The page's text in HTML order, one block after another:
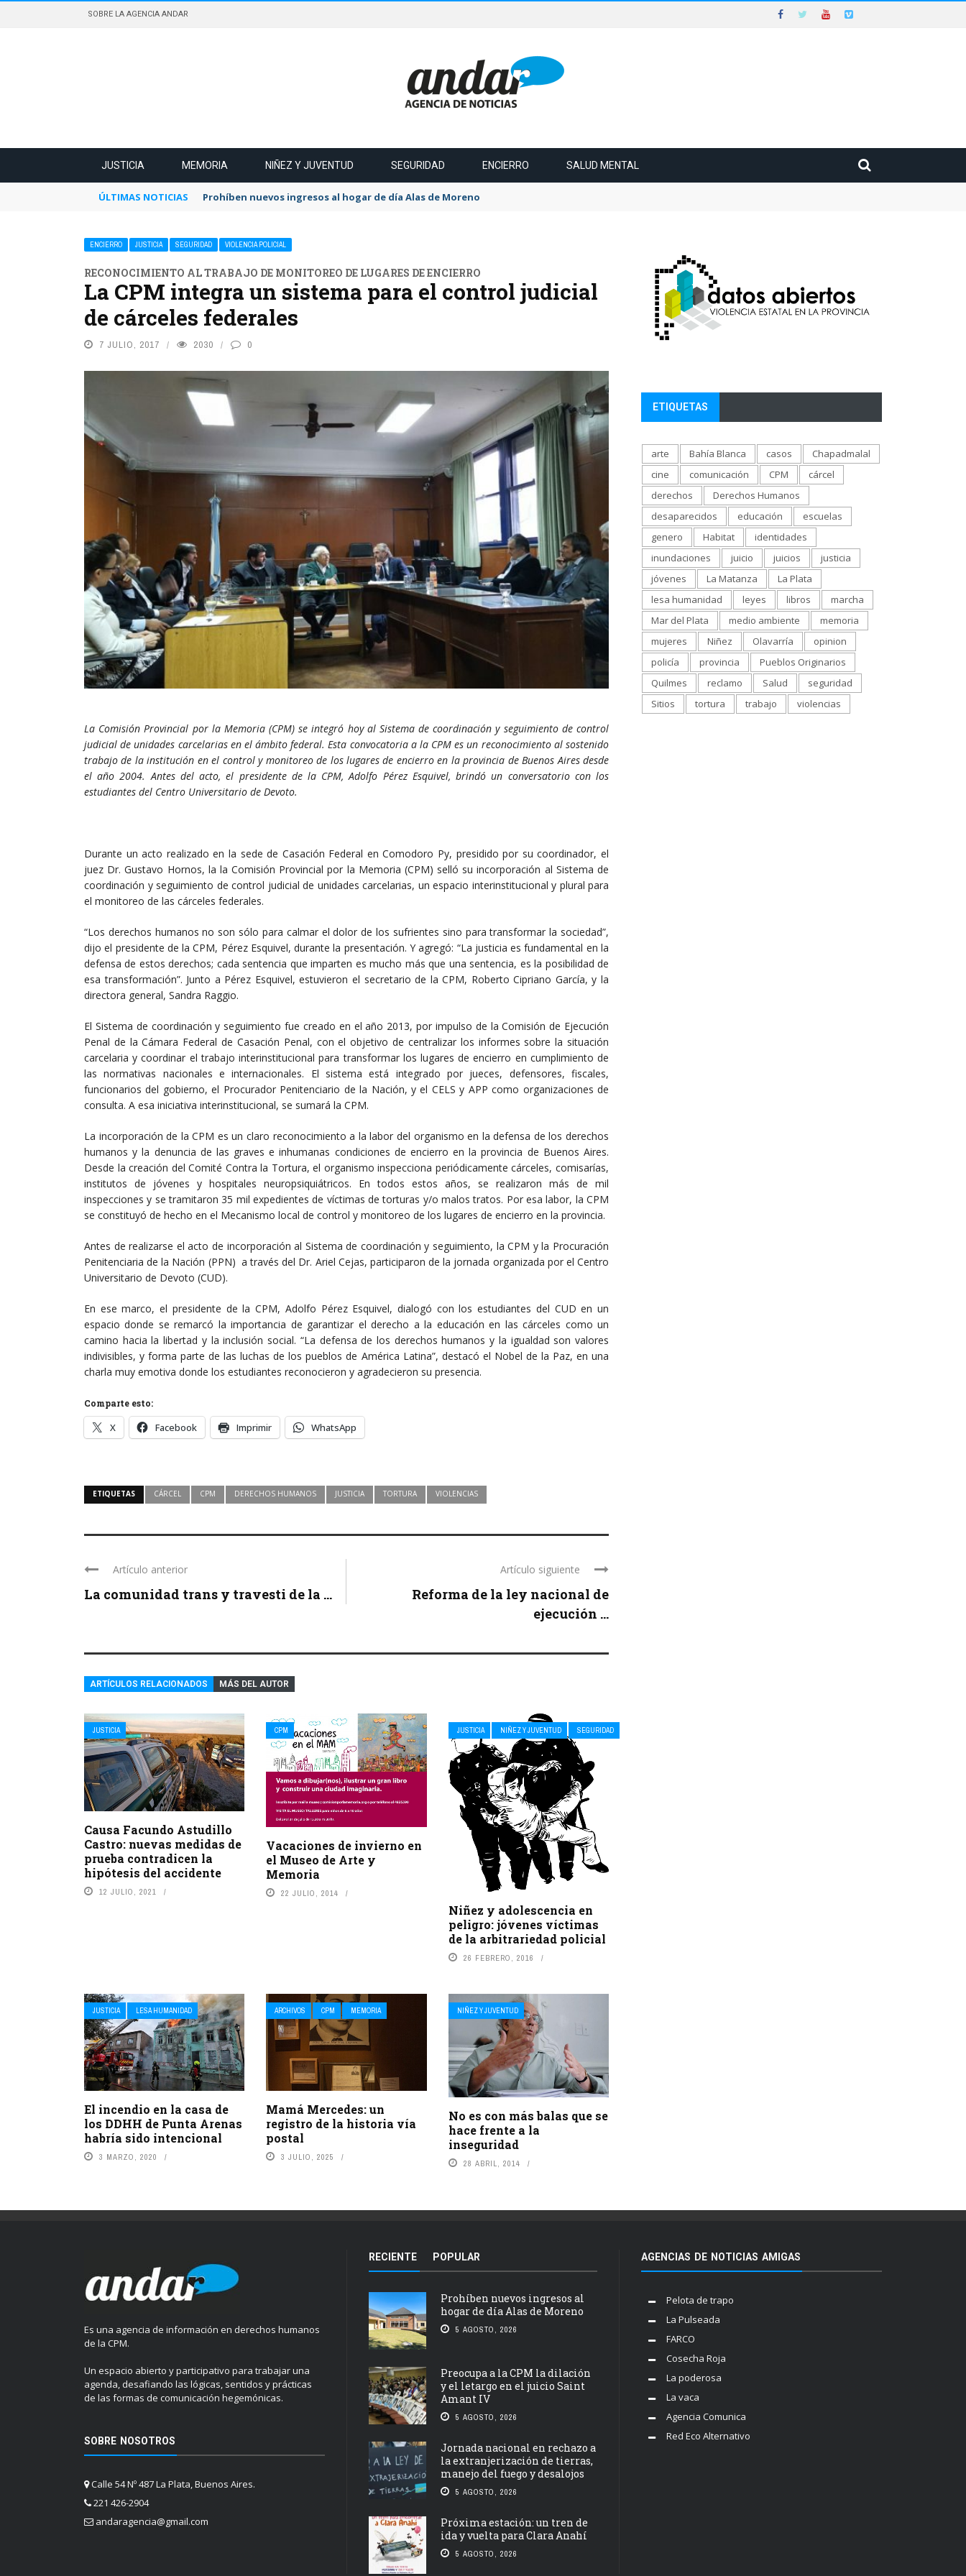
SOBRE LA AGENCIA ANDAR
JUSTICIA MEMORIA NIÑEZ Y JUVENTUD SEGURIDAD ENCIERRO SALUD MENTAL
ÚLTIMAS NOTICIAS Prohíben nuevos ingresos al hogar de día Alas de Moreno
ENCIERRO JUSTICIA SEGURIDAD VIOLENCIA POLICIAL
RECONOCIMIENTO AL TRABAJO DE MONITOREO DE LUGARES DE ENCIERRO
La CPM integra un sistema para el control judicial
de cárceles federales
7 JULIO, 2017 2030 0
La Comisión Provincial por la Memoria (CPM) se integró hoy al Sistema de coordinación y seguimiento de control
judicial de unidades carcelarias en el ámbito federal. Esta convocatoria a la CPM es un reconocimiento al sostenido
trabajo de la institución en el control y monitoreo de los lugares de encierro en la provincia de Buenos Aires desde
el año 2004. Antes del acto, el presidente de la CPM, Adolfo Pérez Esquivel, brindó un conversatorio con los
estudiantes del Centro Universitario de Devoto.
Durante un acto realizado en la sede de Casación Federal en Comodoro Py, presidido por su coordinador, el
juez Dr. Gustavo Hornos, la la Comisión Provincial por la Memoria (CPM) selló su incorporación al Sistema de
coordinación y seguimiento de control judicial de unidades carcelarias, un espacio interinstitucional y plural para
el monitoreo de las cárceles federales.
“Los derechos humanos no son sólo para calmar el dolor de los sufrientes sino para transformar la sociedad”,
dijo el presidente de la CPM, Pérez Esquivel, durante la presentación. Y agregó: “La justicia es fundamental en la
defensa de estos derechos; cada sentencia que imparten es mucho más que una sentencia, es la posibilidad de
esa transformación”. Junto a Pérez Esquivel, estuvieron el secretario de la CPM, Roberto Cipriano García, y la
directora general, Sandra Raggio.
El Sistema de coordinación y seguimiento fue creado en el año 2013, por impulso de la Comisión de Ejecución
Penal de la Cámara Federal de Casación Penal, con el objetivo de centralizar los informes sobre la situación
carcelaria y coordinar el trabajo interinstitucional para transformar los lugares de encierro en cumplimiento de
las normativas nacionales e internacionales. El sistema está integrado por jueces, defensores, fiscales,
funcionarios del gobierno, el Procurador Penitenciario de la Nación, y el CELS y APP como organizaciones de
consulta. A esa iniciativa interinstitucional, se sumará la CPM.
La incorporación de la CPM es un claro reconocimiento a la labor del organismo en la defensa de los derechos
humanos y la denuncia de las graves e inhumanas condiciones de encierro en la provincia de Buenos Aires.
Desde la creación del Comité Contra la Tortura, el organismo inspecciona periódicamente cárceles, comisarías,
institutos de jóvenes y hospitales neuropsiquiátricos. En todos estos años, se realizaron más de mil
inspecciones y se tramitaron 35 mil expedientes de víctimas de torturas y/o malos tratos. Por esa labor, la CPM
se constituyó de hecho en el Mecanismo local de control y monitoreo de los lugares de encierro en la provincia.
Antes de realizarse el acto de incorporación al Sistema de coordinación y seguimiento, la CPM y la Procuración
Penitenciaria de la Nación (PPN) a través del Dr. Ariel Cejas, participaron de la jornada organizada por el Centro
Universitario de Devoto (CUD).
En ese marco, el presidente de la CPM, Adolfo Pérez Esquivel, dialogó con los estudiantes del CUD en un
espacio donde se remarcó la importancia de garantizar el derecho a la educación en las cárceles como un
camino hacia la libertad y la inclusión social. “La defensa de los derechos humanos y la igualdad son valores
indivisibles, y forma parte de las luchas de los pueblos de América Latina”, destacó el Nobel de la Paz, en una
charla muy emotiva donde los estudiantes reconocieron y agradecieron su presencia.
Comparte esto:
X Facebook Imprimir WhatsApp
ETIQUETAS CÁRCEL CPM DERECHOS HUMANOS JUSTICIA TORTURA VIOLENCIAS
Artículo anterior
La comunidad trans y travesti de la ...
Artículo siguiente
Reforma de la ley nacional de
ejecución ...
ARTÍCULOS RELACIONADOS MÁS DEL AUTOR
JUSTICIA
Causa Facundo Astudillo
Castro: nuevas medidas de
prueba contradicen la
hipótesis del accidente
12 JULIO, 2021
CPM
Vacaciones de invierno en
el Museo de Arte y
Memoria
22 JULIO, 2014
JUSTICIA NIÑEZ Y JUVENTUD SEGURIDAD
Niñez y adolescencia en
peligro: jóvenes víctimas
de la arbitrariedad policial
26 FEBRERO, 2016
JUSTICIA LESA HUMANIDAD
El incendio en la casa de
los DDHH de Punta Arenas
habría sido intencional
3 MARZO, 2020
ARCHIVOS CPM MEMORIA
Mamá Mercedes: un
registro de la historia vía
postal
3 JULIO, 2025
NIÑEZ Y JUVENTUD
No es con más balas que se
hace frente a la
inseguridad
28 ABRIL, 2014
ETIQUETAS
arte Bahía Blanca casos
Chapadmalal
cine
comunicación CPM
cárcel
derechos
Derechos Humanos
desaparecidos
educación
escuelas
genero
Habitat
identidades
inundaciones
juicio juicios
justicia
jóvenes
La Matanza
La Plata
lesa humanidad
leyes libros
marcha
Mar del Plata
medio ambiente
memoria
mujeres
Niñez Olavarría
opinion
policía
provincia
Pueblos Originarios
Quilmes
reclamo Salud
seguridad
Sitios
tortura trabajo violencias
Es una agencia de información en derechos humanos
de la CPM.
Un espacio abierto y participativo para trabajar una
agenda, desafiando las lógicas, sentidos y prácticas
de las formas de comunicación hegemónicas.
SOBRE NOSOTROS
Calle 54 Nº 487 La Plata, Buenos Aires.
221 426-2904
andaragencia@gmail.com
RECIENTE POPULAR
Prohíben nuevos ingresos al
hogar de día Alas de Moreno
5 AGOSTO, 2026
Preocupa a la CPM la dilación
y el letargo en el juicio Saint
Amant IV
5 AGOSTO, 2026
Jornada nacional en rechazo a
la extranjerización de tierras,
manejo del fuego y desalojos
5 AGOSTO, 2026
Próxima estación: un tren de
ida y vuelta para Clara Anahí
5 AGOSTO, 2026
AGENCIAS DE NOTICIAS AMIGAS
Pelota de trapo
La Pulseada
FARCO
Cosecha Roja
La poderosa
La vaca
Agencia Comunica
Red Eco Alternativo